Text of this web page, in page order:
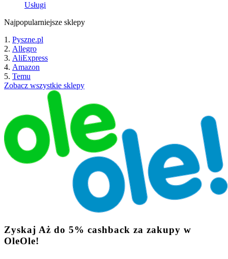
Usługi
Najpopularniejsze sklepy
Pyszne.pl
Allegro
AliExpress
Amazon
Temu
Zobacz wszystkie sklepy
Zyskaj Aż do 5% cashback za zakupy w
OleOle!